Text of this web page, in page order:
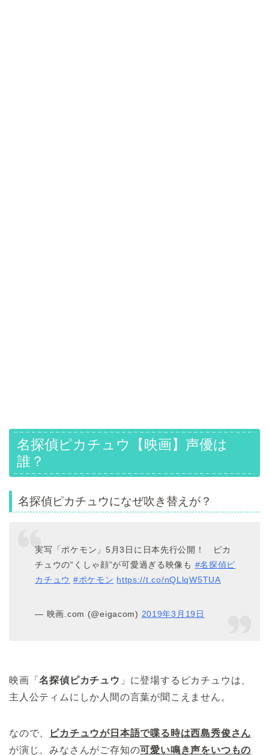
名探偵ピカチュウ【映画】声優は
誰？
名探偵ピカチュウになぜ吹き替えが？
実写「ポケモン」5月3日に日本先行公開！ ピカ
チュウの“くしゃ顔”が可愛過ぎる映像も #名探偵ピ
カチュウ #ポケモン https://t.co/nQLlqW5TUA
— 映画.com (@eigacom) 2019年3月19日
映画「名探偵ピカチュウ 」に登場するピカチュウは、
主人公ティムにしか人間の言葉が聞こえません。
なので、
ピカチュウが日本語で喋る時は西島秀俊さん
が演じ、みなさんがご存知の可愛い鳴き声をいつもの